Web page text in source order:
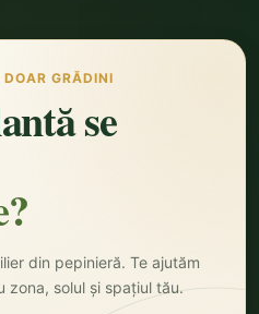
GRĂDINI
se
din pepinieră. Te ajutăm
zona, solul și spațiul tău.